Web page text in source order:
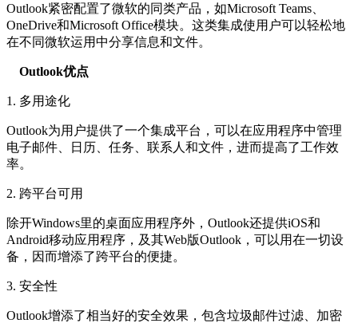
Outlook紧密配置了微软的同类产品，如Microsoft Teams、
OneDrive和Microsoft Office模块。这类集成使用户可以轻松地
在不同微软运用中分享信息和文件。
Outlook优点
1. 多用途化
Outlook为用户提供了一个集成平台，可以在应用程序中管理
电子邮件、日历、任务、联系人和文件，进而提高了工作效
率。
2. 跨平台可用
除开Windows里的桌面应用程序外，Outlook还提供iOS和
Android移动应用程序，及其Web版Outlook，可以用在一切设
备，因而增添了跨平台的便捷。
3. 安全性
Outlook增添了相当好的安全效果，包含垃圾邮件过滤、加密